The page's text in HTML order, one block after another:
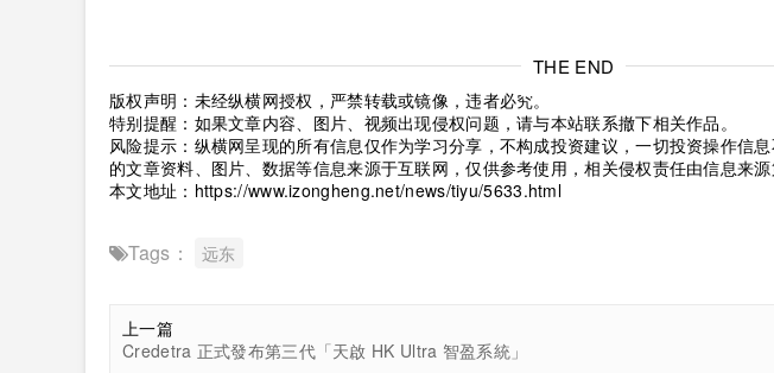
THE END
版权声明：未经纵横网授权，严禁转载或镜像，违者必究。
特别提醒：如果文章内容、图片、视频出现侵权问题，请与本站联系撤下相关作品。
风险提示：纵横网呈现的所有信息仅作为学习分享，不构成投资建议，一切投资操作信
的文章资料、图片、数据等信息来源于互联网，仅供参考使用，相关侵权责任由信息来源
本文地址： https://www.izongheng.net/news/tiyu/5633.html
Tags： 远东
上一篇
Credetra 正式發布第三代「天啟 HK Ultra 智盈系統」